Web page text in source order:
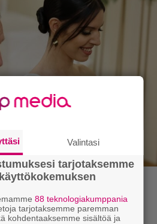
häissä
Valintasi
tarjotaksemme
88 teknologiakumppania
tarjotaksemme paremman
kohdentaaksemme sisältöä ja